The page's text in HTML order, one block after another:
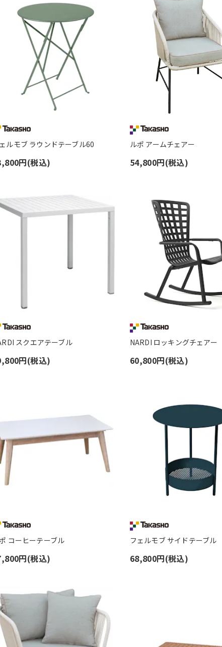
ルモブ ラウンドテーブル60
円(税込)
ルポ アームチェアー
54,800円(税込)
スクエアテーブル
円(税込)
NARDI ロッキングチェアー
60,800円(税込)
コーヒーテーブル
円(税込)
フェルモブ サイドテーブル
68,800円(税込)